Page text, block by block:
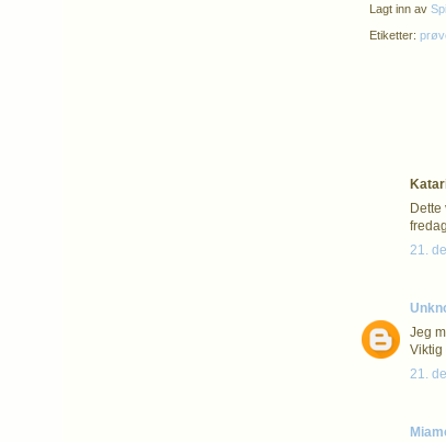
Lagt inn av
Etiketter:
21.
Jeg
Viktig
21.